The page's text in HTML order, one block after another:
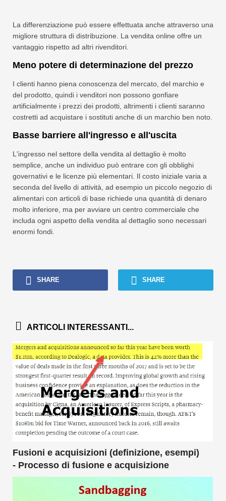
La differenziazione può essere effettuata anche attraverso una
migliore struttura di distribuzione. La vendita online offre un
vantaggio rispetto ad altri rivenditori.
Meno potere di determinazione del prezzo
I clienti hanno piena conoscenza del mercato, del marchio e
del prodotto, quindi i venditori non possono gonfiare
artificialmente i prezzi dei prodotti, altrimenti i clienti saranno
costretti ad acquistare i sostituti anche di un marchio ben noto.
Basse barriere all'ingresso e all'uscita
L'ingresso nel settore della vendita al dettaglio è molto
semplice, anche un individuo può entrare con gli obblighi
governativi e le licenze più elementari. Il costo iniziale varia a
seconda del livello di attività, ad esempio un piccolo negozio di
alimentari con articoli di base richiede una quantità di denaro
molto inferiore, ma per avviare un centro commerciale che
includa ogni aspetto della vendita al dettaglio sono necessari
enormi fondi.
SHARE SHARE
ARTICOLI INTERESSANTI...
Fusioni e acquisizioni (definizione, esempi)
- Processo di fusione e acquisizione